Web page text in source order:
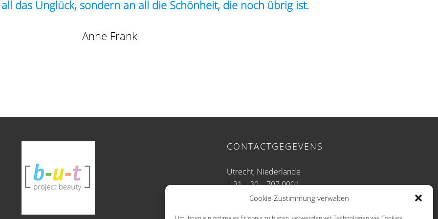
Cookie-Zustimmung verwalten
das Unglück, sondern an all die Schönheit, die noch übrig ist.
Anne Frank
CONTACTGEGEVENS
Utrecht, Niederlande
+ 31 – 30 – 707 0001
info@b-u-t.net